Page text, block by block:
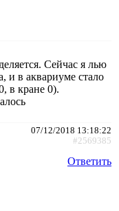
Сейчас я лью
и в аквариуме стало
в кране 0).
07/12/2018 13:18:22
#2569385
Ответить